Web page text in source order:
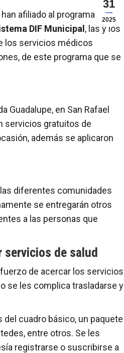
31
2025
afiliado al programa
DIF Municipal , las y los
los servicios médicos
de este programa que se
Guadalupe, en San Rafael
servicios gratuitos de
además se aplicaron
diferentes comunidades
se entregarán otros
a las personas que
servicios de salud
de acercar los servicios
se les complica trasladarse y
cuadro básico, un paquete
entre otros. Se les
registrarse o suscribirse a